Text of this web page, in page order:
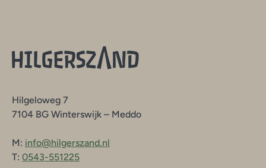
Hilgeloweg 7
7104 BG Winterswijk – Meddo
M: info@hilgerszand.nl
T: 0543-551225